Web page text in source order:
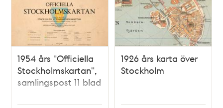
1954 års "Officiella
Stockholmskartan",
samlingspost 11 blad
1926 års karta över
Stockholm